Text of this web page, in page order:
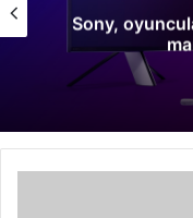
Sony,